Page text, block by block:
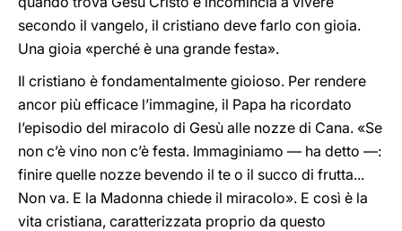
secondo il vangelo, il cristiano deve farlo con gioia.
Una gioia «perché è una grande festa».
Il cristiano è fondamentalmente gioioso. Per rendere
ancor più efficace l’immagine, il Papa ha ricordato
l’episodio del miracolo di Gesù alle nozze di Cana. «Se
non c’è vino non c’è festa. Immaginiamo — ha detto —:
finire quelle nozze bevendo il te o il succo di frutta...
Non va. E la Madonna chiede il miracolo». E così è la
vita cristiana, caratterizzata proprio da questo